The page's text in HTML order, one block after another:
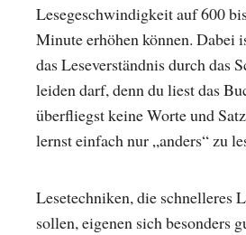
Lesegeschwindigkeit auf 600
Minute erhöhen können. Dabei
das Leseverständnis durch das
leiden darf, denn du liest das
überfliegst keine Worte und
lernst einfach nur „anders“ zu
Lesetechniken, die schnelleres
sollen, eigenen sich besonders